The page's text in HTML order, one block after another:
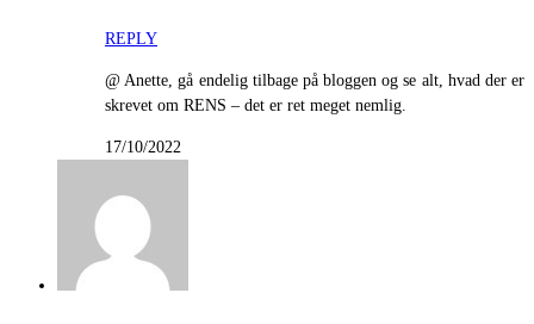
REPLY
@ Anette, gå endelig tilbage på bloggen og se alt, hvad der er
skrevet om RENS – det er ret meget nemlig.
17/10/2022